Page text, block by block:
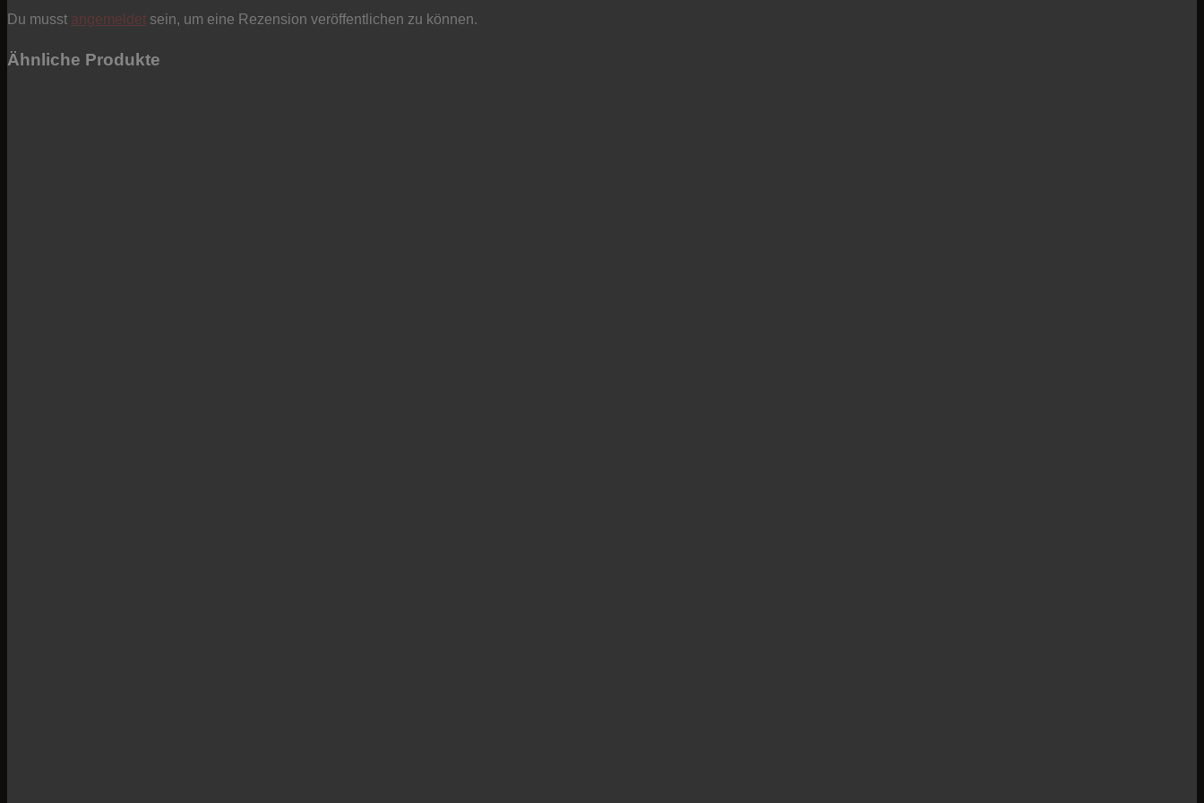
Du musst angemeldet sein, um eine Rezension veröffentlichen zu können.
Ähnliche Produkte